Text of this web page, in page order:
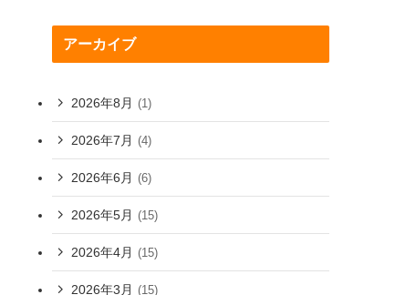
アーカイブ
2026年8月 (1)
2026年7月 (4)
2026年6月 (6)
2026年5月 (15)
2026年4月 (15)
2026年3月 (15)